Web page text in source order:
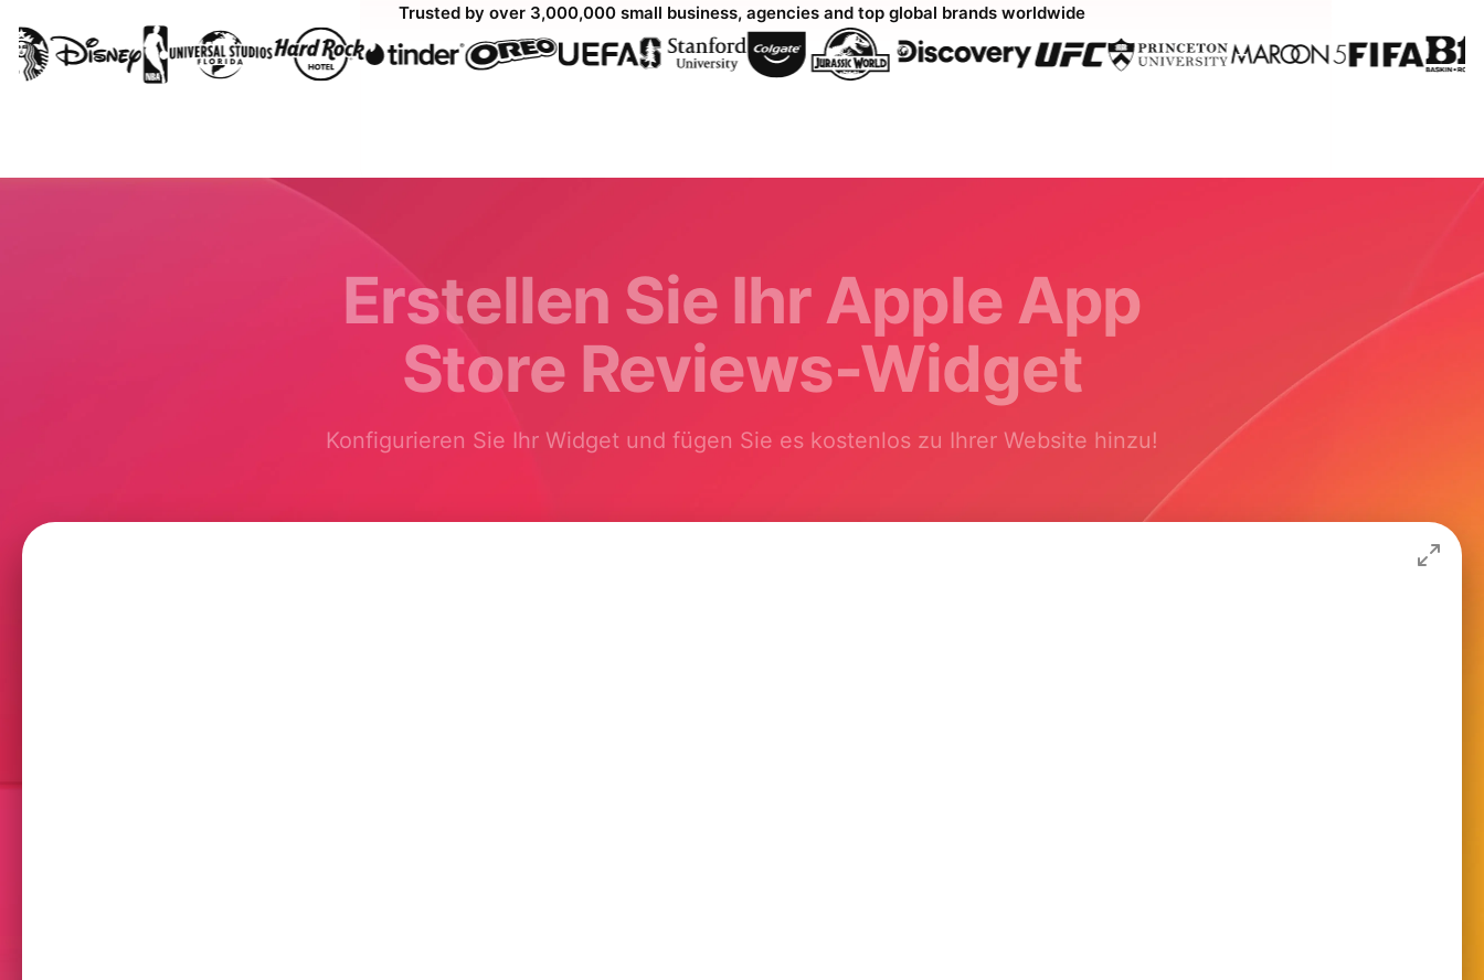
Trusted by over 3,000,000 small business, agencies and top global brands worldwide
Erstellen Sie Ihr Apple App
Store Reviews-Widget
Konfigurieren Sie Ihr Widget und fügen Sie es kostenlos zu Ihrer Website hinzu!